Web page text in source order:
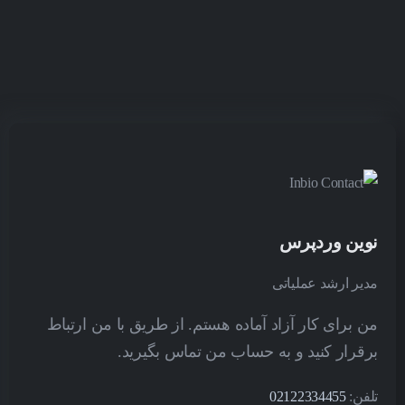
نوین وردپرس
مدیر ارشد عملیاتی
من برای کار آزاد آماده هستم. از طریق با من ارتباط
برقرار کنید و به حساب من تماس بگیرید.
تلفن:02122334455